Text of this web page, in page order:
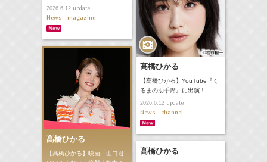
2026.6.12update
News - magazine
髙橋ひかる
【髙橋ひかる】YouTube『く
るまの助手席』に出演！
2026.6.12update
News - channel
髙橋ひかる
【髙橋ひかる】映画「山口君
髙橋ひかる